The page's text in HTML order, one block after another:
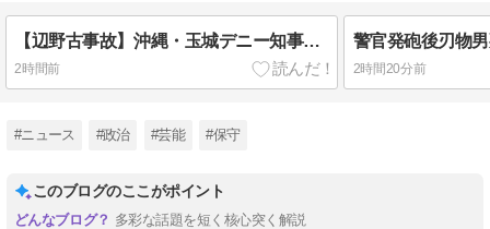
【辺野古事故】沖縄・玉城デニー知事「映像の公開には、ご遺族の気持ちにも配慮する必要がある」
2時間前 2時間20分前
#ニュース #政治 #芸能 #保守
このブログのここがポイント
多彩な話題を短く核心突く解説